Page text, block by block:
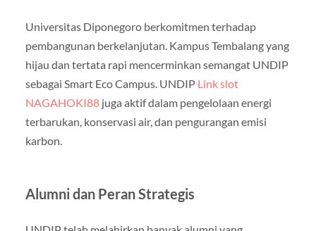
Universitas Diponegoro berkomitmen terhadap
pembangunan berkelanjutan. Kampus Tembalang yang
hijau dan tertata rapi mencerminkan semangat UNDIP
sebagai Smart Eco Campus. UNDIP Link slot
NAGAHOKI88juga aktif dalam pengelolaan energi
terbarukan, konservasi air, dan pengurangan emisi
karbon.
Alumni dan Peran Strategis